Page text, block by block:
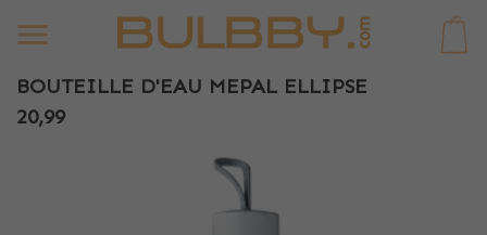
BOUTEILLE D'EAU MEPAL ELLIPSE
20,99